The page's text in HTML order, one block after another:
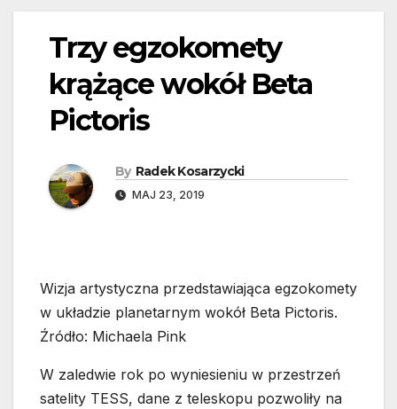
Trzy egzokomety
krążące wokół Beta
Pictoris
By Radek Kosarzycki
MAJ 23, 2019
Wizja artystyczna przedstawiająca egzokomety
w układzie planetarnym wokół Beta Pictoris.
Źródło: Michaela Pink
W zaledwie rok po wyniesieniu w przestrzeń
satelity TESS, dane z teleskopu pozwoliły na